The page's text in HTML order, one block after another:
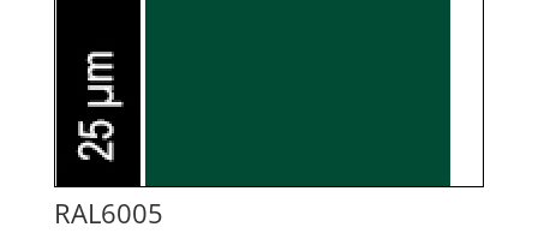
RAL6005